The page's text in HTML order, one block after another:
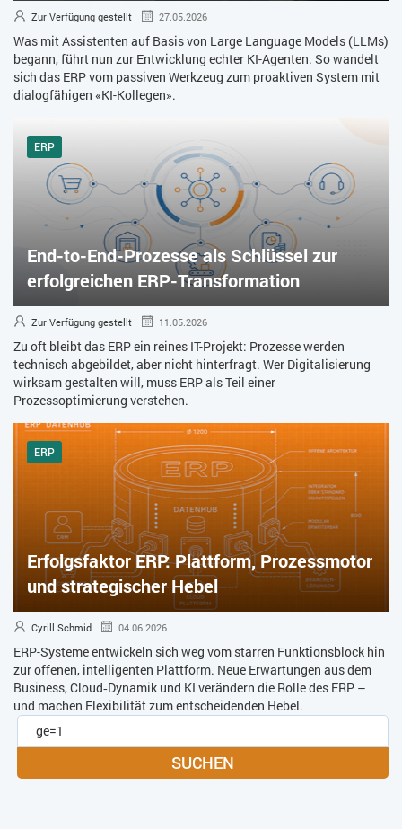
Zur Verfügung gestellt 27.05.2026
Was mit Assistenten auf Basis von Large Language Models (LLMs)
begann, führt nun zur Entwicklung echter KI-Agenten. So wandelt
sich das ERP vom passiven Werkzeug zum proaktiven System mit
dialogfähigen «KI-Kollegen».
ERP
End-to-End-Prozesse als Schlüssel zur
erfolgreichen ERP-Transformation
Zur Verfügung gestellt 11.05.2026
Zu oft bleibt das ERP ein reines IT-Projekt: Prozesse werden
technisch abgebildet, aber nicht hinterfragt. Wer Digitalisierung
wirksam gestalten will, muss ERP als Teil einer
Prozessoptimierung verstehen.
ERP
Erfolgsfaktor ERP: Plattform, Prozessmotor
und strategischer Hebel
Cyrill Schmid 04.06.2026
ERP-Systeme entwickeln sich weg vom starren Funktionsblock hin
zur offenen, intelligenten Plattform. Neue Erwartungen aus dem
Business, Cloud‑Dynamik und KI verändern die Rolle des ERP –
und machen Flexibilität zum entscheidenden Hebel.
SUCHEN